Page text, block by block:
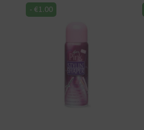
Super
-€1.00